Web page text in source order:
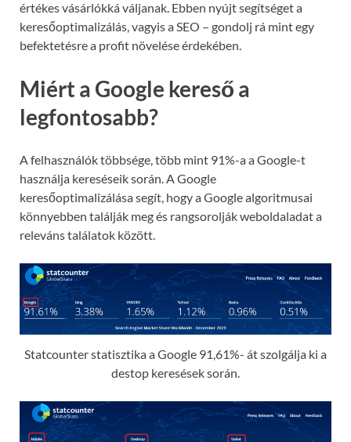
értékes vásárlókká váljanak. Ebben nyújt segítséget a
keresőoptimalizálás, vagyis a SEO – gondolj rá mint egy
befektetésre a profit növelése érdekében.
Miért a Google kereső a
legfontosabb?
A felhasználók többsége, több mint 91%-a a Google-t
használja kereséseik során. A Google
keresőoptimalizálása segít, hogy a Google algoritmusai
könnyebben találják meg és rangsorolják weboldaladat a
releváns találatok között.
Statcounter statisztika a Google 91,61%- át szolgálja ki a
destop keresések során.